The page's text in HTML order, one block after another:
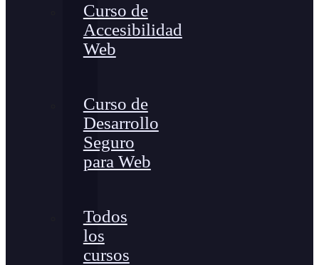
Curso de
Accesibilidad
Web
Curso de
Desarrollo
Seguro
para Web
Todos
los
cursos